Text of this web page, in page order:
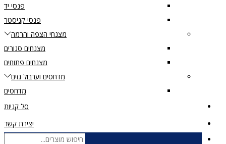
פנסי יד
פנסי קניסטר
מצנחי הצפה והרמה
מצנחים סגורים
מצנחים פתוחים
מדחסים וערבול גזים
מדחסים
סל קניות
יצירת קשר
Products